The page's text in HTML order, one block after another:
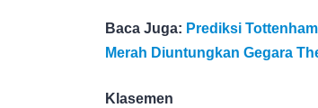
Baca Juga: Prediksi
Merah Diuntungkan Gegara
Klasemen